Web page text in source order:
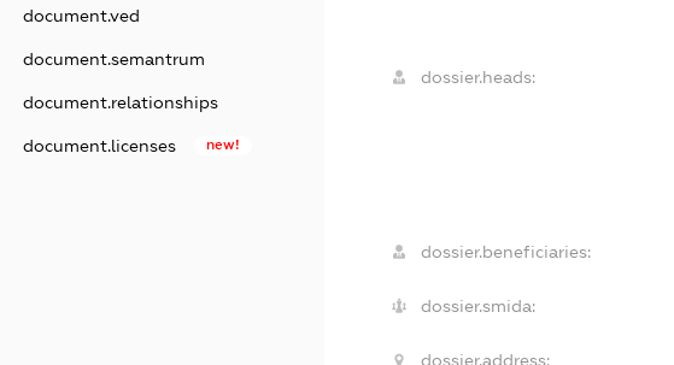
document.ved
document.semantrum
document.relationships
document.licenses new!
dossier.heads:
dossier.beneficiaries:
dossier.smida:
dossier.address: